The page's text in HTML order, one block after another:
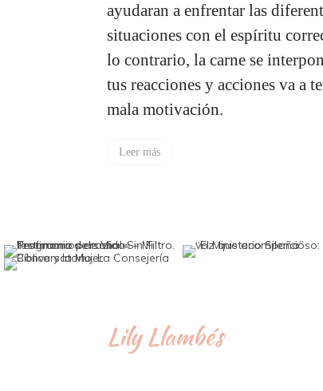
ayudaran a enfrentar las
situaciones con el espíritu
lo contrario, la carne se
tus reacciones y acciones va a
mala motivación.
Leer más
Lily Llambés